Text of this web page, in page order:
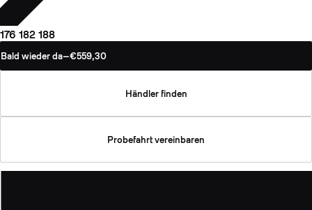
176 182 188
Bald wieder da—€559,30
Händler finden
Probefahrt vereinbaren